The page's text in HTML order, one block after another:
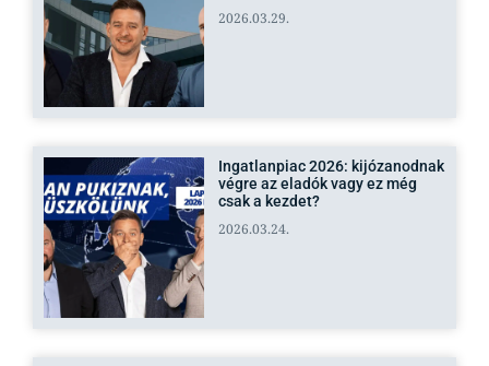
2026.03.29.
Ingatlanpiac 2026: kijózanodnak
végre az eladók vagy ez még
csak a kezdet?
2026.03.24.